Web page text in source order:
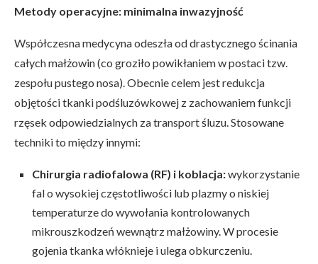
Metody operacyjne: minimalna inwazyjność
Współczesna medycyna odeszła od drastycznego ścinania
całych małżowin (co groziło powikłaniem w postaci tzw.
zespołu pustego nosa). Obecnie celem jest redukcja
objętości tkanki podśluzówkowej z zachowaniem funkcji
rzęsek odpowiedzialnych za transport śluzu. Stosowane
techniki to między innymi:
Chirurgia radiofalowa (RF) i koblacja:wykorzystanie
fal o wysokiej częstotliwości lub plazmy o niskiej
temperaturze do wywołania kontrolowanych
mikrouszkodzeń wewnątrz małżowiny. W procesie
gojenia tkanka włóknieje i ulega obkurczeniu.